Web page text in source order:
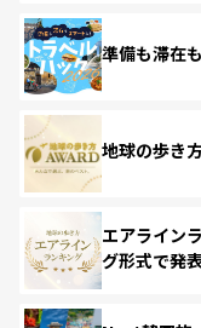
準備も滞在
地球の歩き
エアライン
グ形式で発